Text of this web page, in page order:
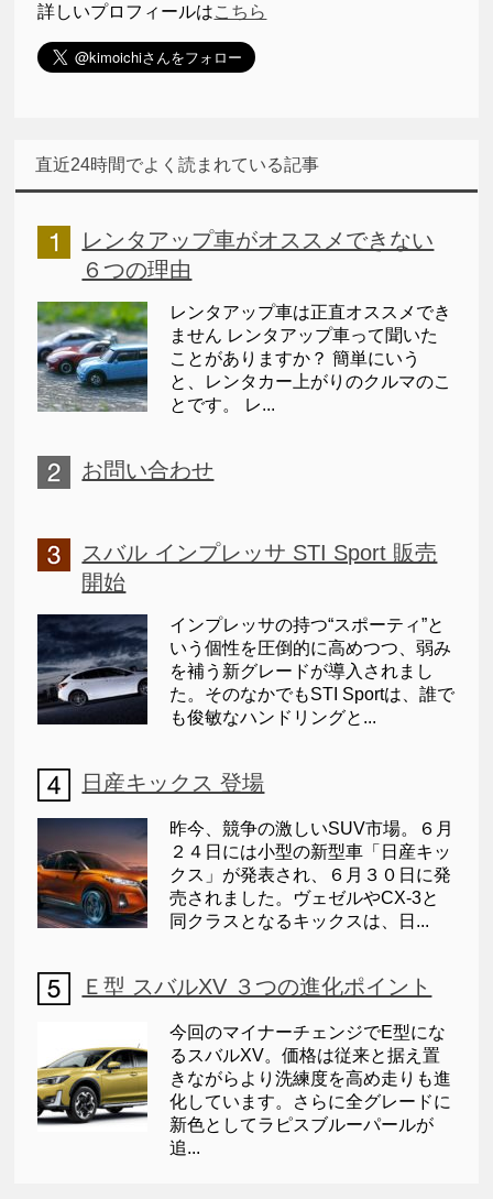
詳しいプロフィールはこちら
直近24時間でよく読まれている記事
レンタアップ車がオススメできない
６つの理由
レンタアップ車は正直オススメでき
ません レンタアップ車って聞いた
ことがありますか？ 簡単にいう
と、レンタカー上がりのクルマのこ
とです。 レ...
お問い合わせ
スバル インプレッサ STI Sport 販売
開始
インプレッサの持つ“スポーティ”と
いう個性を圧倒的に高めつつ、弱み
を補う新グレードが導入されまし
た。そのなかでもSTI Sportは、誰で
も俊敏なハンドリングと...
日産キックス 登場
昨今、競争の激しいSUV市場。６月
２４日には小型の新型車「日産キッ
クス」が発表され、６月３０日に発
売されました。ヴェゼルやCX-3と
同クラスとなるキックスは、日...
Ｅ型 スバルXV ３つの進化ポイント
今回のマイナーチェンジでE型にな
るスバルXV。価格は従来と据え置
きながらより洗練度を高め走りも進
化しています。さらに全グレードに
新色としてラピスブルーパールが
追...